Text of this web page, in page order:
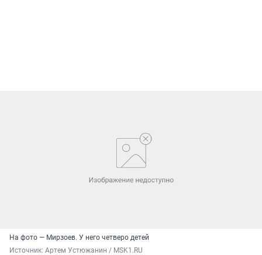
На фото — Мирзоев. У него четверо детей
Источник: Артем Устюжанин / MSK1.RU